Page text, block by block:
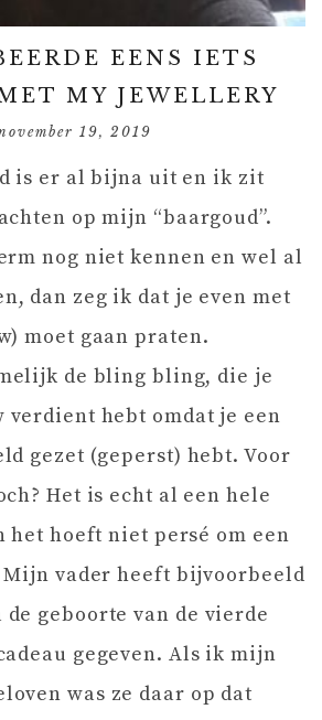
EENS IETS
MY JEWELLERY
19, 2019
is er al bijna uit en ik zit
op mijn “baargoud”.
nog niet kennen en wel al
dan zeg ik dat je even met
moet gaan praten.
de bling bling, die je
verdient hebt omdat je een
gezet (geperst) hebt. Voor
Het is echt al een hele
het hoeft niet persé om een
vader heeft bijvoorbeeld
geboorte van de vierde
gegeven. Als ik mijn
was ze daar op dat